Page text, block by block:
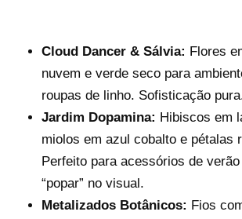
Cloud Dancer & Sálvia: Flores
nuvem e verde seco para
roupas de linho. Sofisticação
Jardim Dopamina: Hibiscos em
miolos em azul cobalto e pétalas
Perfeito para acessórios de
“popar” no visual.
Metalizados Botânicos: Fios